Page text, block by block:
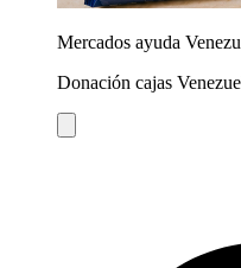
Mercados ayuda
Donación cajas